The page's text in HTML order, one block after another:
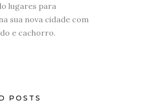
lugares para
sua nova cidade com
e cachorro.
POSTS